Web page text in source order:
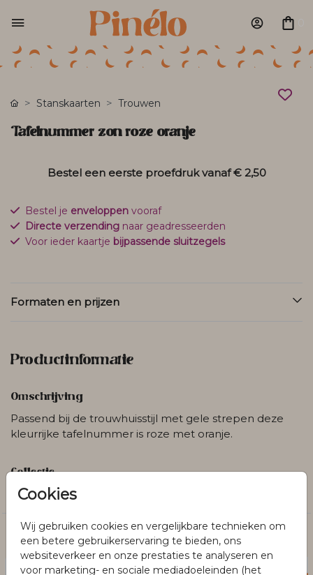
Cookies
Wij gebruiken cookies en vergelijkbare technieken om
een betere gebruikerservaring te bieden, ons
websiteverkeer en onze prestaties te analyseren en
voor marketing- en sociale mediadoeleinden (het
Stanskaarten Trouwen
Tafelnummer zon roze oranje
Bestel een eerste proefdruk vanaf€ 2,50
Bestel je enveloppen vooraf
Directe verzending naar geadresseerden
Voor ieder kaartje bijpassende sluitzegels
Formaten en prijzen
Productinformatie
Omschrijving
Passend bij de trouwhuisstijl met gele strepen deze
kleurrijke tafelnummer is roze met oranje.
Collectie
Trouwen
Dit vind je misschien ook leuk